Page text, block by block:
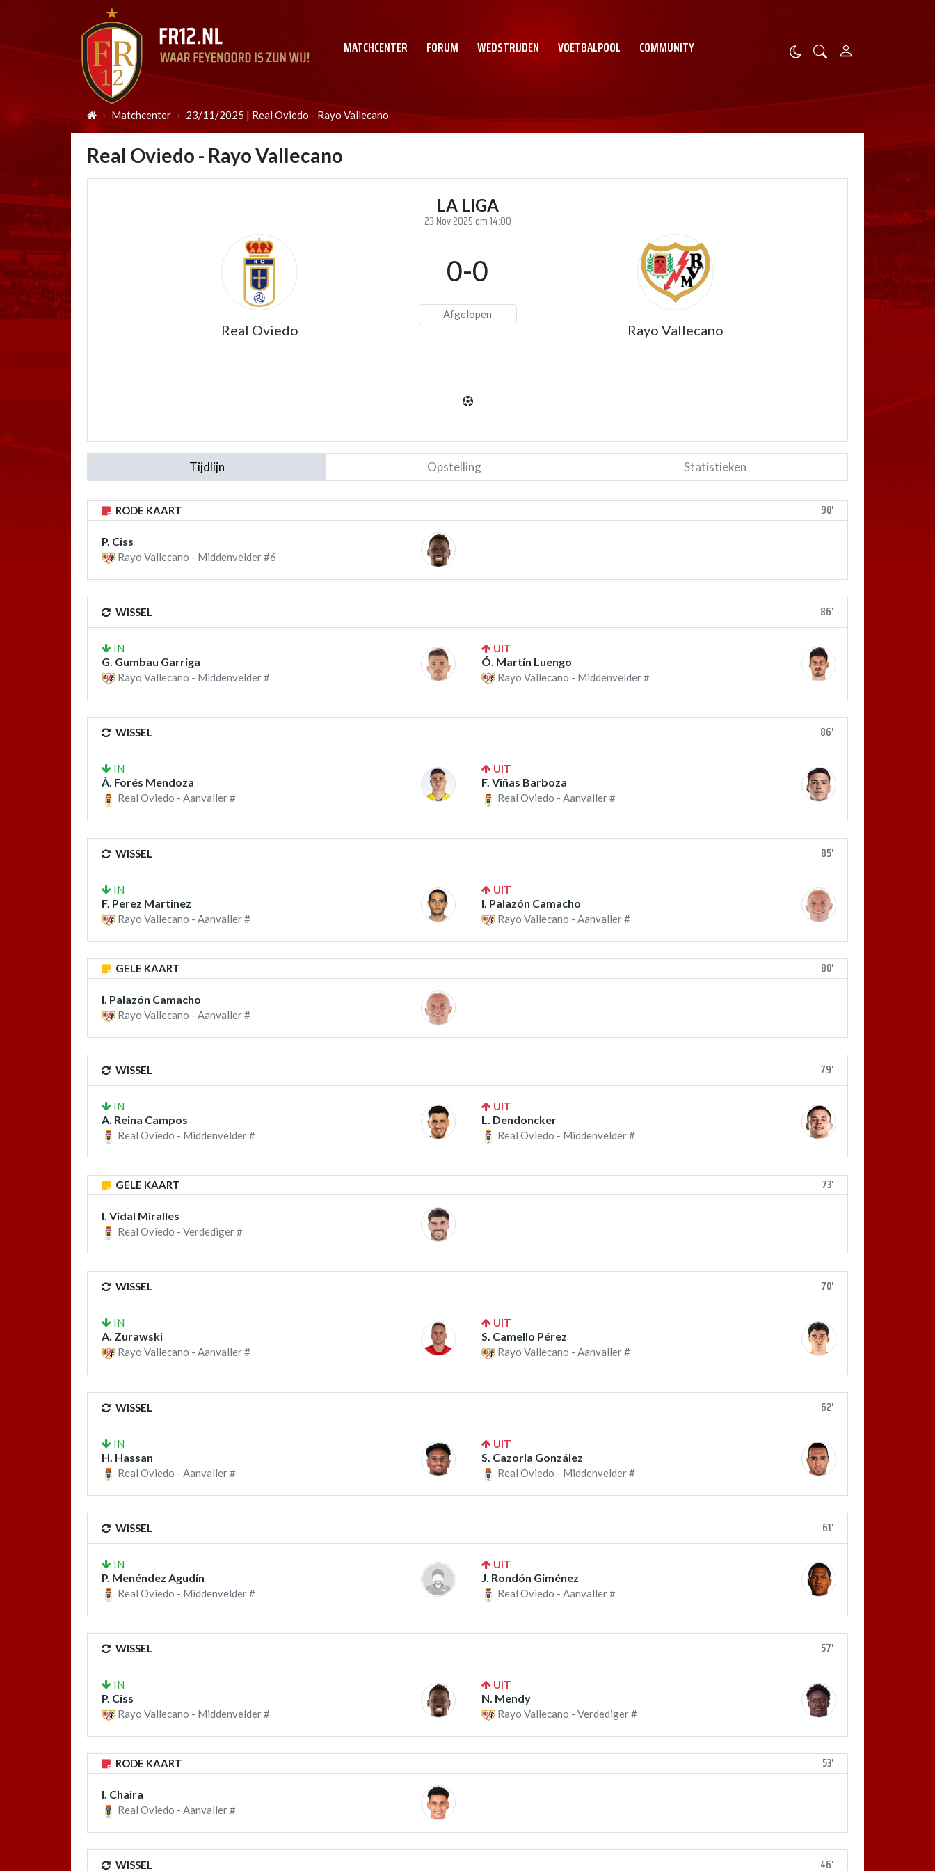
MATCHCENTER FORUM WEDSTRIJDEN VOETBALPOOL COMMUNITY
Matchcenter 23/11/2025 | Real Oviedo - Rayo Vallecano
Real Oviedo - Rayo Vallecano
LA LIGA
23 Nov 2025 om 14:00
Real Oviedo
0-0
Afgelopen
Rayo Vallecano
Tijdlijn Opstelling Statistieken
RODE KAART 90'
P. Ciss
Rayo Vallecano - Middenvelder #6
WISSEL 86'
IN
G. Gumbau Garriga
Rayo Vallecano - Middenvelder #
UIT
Ó. Martín Luengo
Rayo Vallecano - Middenvelder #
WISSEL 86'
IN
Á. Forés Mendoza
Real Oviedo - Aanvaller #
UIT
F. Viñas Barboza
Real Oviedo - Aanvaller #
WISSEL 85'
IN
F. Perez Martinez
Rayo Vallecano - Aanvaller #
UIT
I. Palazón Camacho
Rayo Vallecano - Aanvaller #
GELE KAART 80'
I. Palazón Camacho
Rayo Vallecano - Aanvaller #
WISSEL 79'
IN
A. Reina Campos
Real Oviedo - Middenvelder #
UIT
L. Dendoncker
Real Oviedo - Middenvelder #
GELE KAART 73'
I. Vidal Miralles
Real Oviedo - Verdediger #
WISSEL 70'
IN
A. Zurawski
Rayo Vallecano - Aanvaller #
UIT
S. Camello Pérez
Rayo Vallecano - Aanvaller #
WISSEL 62'
IN
H. Hassan
Real Oviedo - Aanvaller #
UIT
S. Cazorla González
Real Oviedo - Middenvelder #
WISSEL 61'
IN
P. Menéndez Agudín
Real Oviedo - Middenvelder #
UIT
J. Rondón Giménez
Real Oviedo - Aanvaller #
WISSEL 57'
IN
P. Ciss
Rayo Vallecano - Middenvelder #
UIT
N. Mendy
Rayo Vallecano - Verdediger #
RODE KAART 53'
I. Chaira
Real Oviedo - Aanvaller #
WISSEL 46'